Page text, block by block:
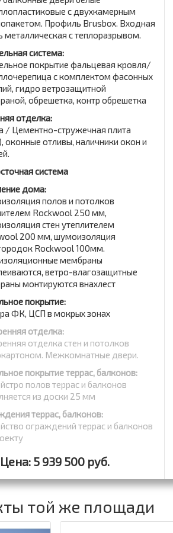
с двухкамерным
Профиль Brusbox. Входная
металлическая с теплоразрывом.
система:
покрытие фальцевая кровля/
с комплектом фасонных
гидро ветрозащитной
обрешетка, контр обрешетка
отделка:
/ Цементно-стружечная плита
оконные отливы, наличники окон и
система
дома:
полов и потолков
Rockwool 250 мм,
стен утеплителем
200 мм, шумоизоляция
Rockwool 100мм.
мембраны
ветро-влагозащитные
монтируются внахлест
покрытие:
ФК, ЦСП в мокрых зонах
отделка:
отделка стен и потолков
Межкомнатные двери.
покрытие террас, балконов:
полов террас и балконов
из доски 25 мм
террас, балконов:
ограждений террас и балконов
Цена: 5 939 500 руб.
той же площади